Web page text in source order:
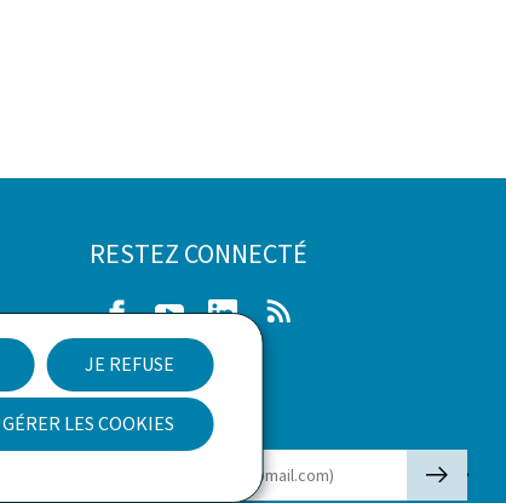
JE REFUSE
GÉRER LES COOKIES
RESTEZ CONNECTÉ
FacebookYoutubeLinkedIn
Newsletter
🡒